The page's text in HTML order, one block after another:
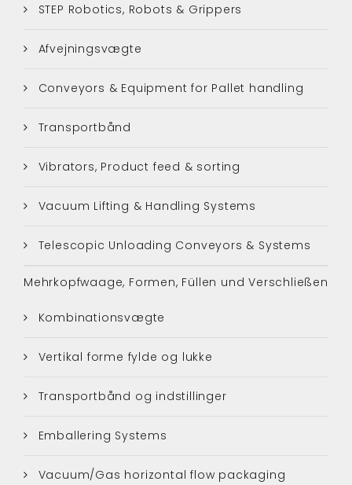
STEP Robotics, Robots & Grippers
Afvejningsvægte
Conveyors & Equipment for Pallet handling
Transportbånd
Vibrators, Product feed & sorting
Vacuum Lifting & Handling Systems
Telescopic Unloading Conveyors & Systems
Mehrkopfwaage, Formen, Füllen und Verschließen
Kombinationsvægte
Vertikal forme fylde og lukke
Transportbånd og indstillinger
Emballering Systems
Vacuum/Gas horizontal flow packaging